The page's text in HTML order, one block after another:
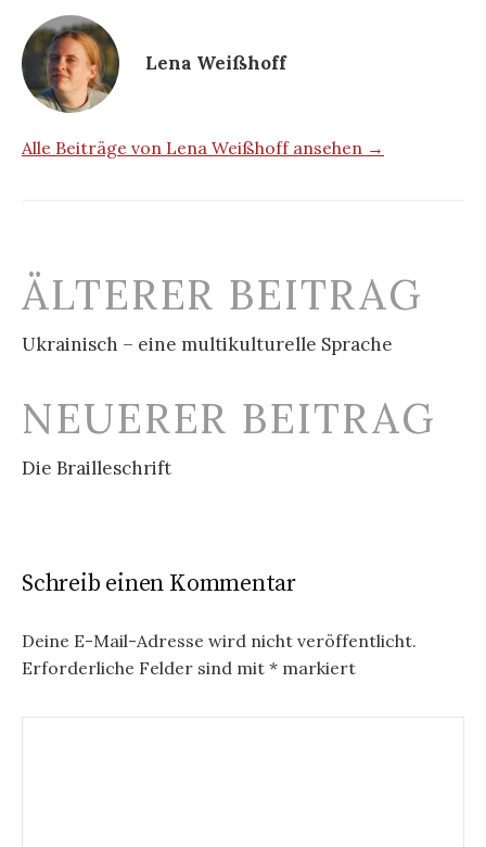
Lena Weißhoff
Alle Beiträge von Lena Weißhoff ansehen →
Beitrags-
ÄLTERER BEITRAG
Ukrainisch – eine multikulturelle Sprache
NEUERER BEITRAG
Die Brailleschrift
Schreib einen Kommentar
Deine E-Mail-Adresse wird nicht veröffentlicht.
Erforderliche Felder sind mit * markiert